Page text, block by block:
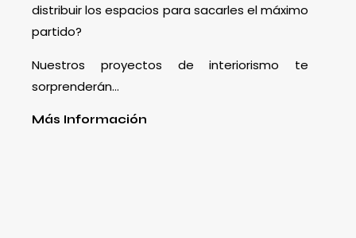
distribuir los espacios para sacarles el máximo
partido?
Nuestros proyectos de interiorismo te
sorprenderán…
Más Información